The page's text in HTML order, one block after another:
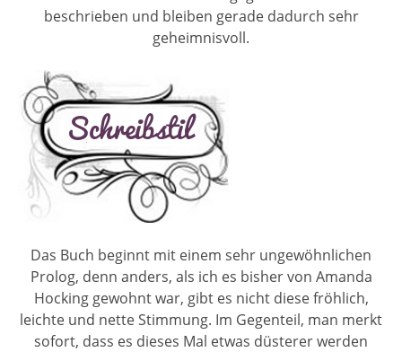
beschrieben und bleiben gerade dadurch sehr
geheimnisvoll.
Das Buch beginnt mit einem sehr ungewöhnlichen
Prolog, denn anders, als ich es bisher von Amanda
Hocking gewohnt war, gibt es nicht diese fröhlich,
leichte und nette Stimmung. Im Gegenteil, man merkt
sofort, dass es dieses Mal etwas düsterer werden